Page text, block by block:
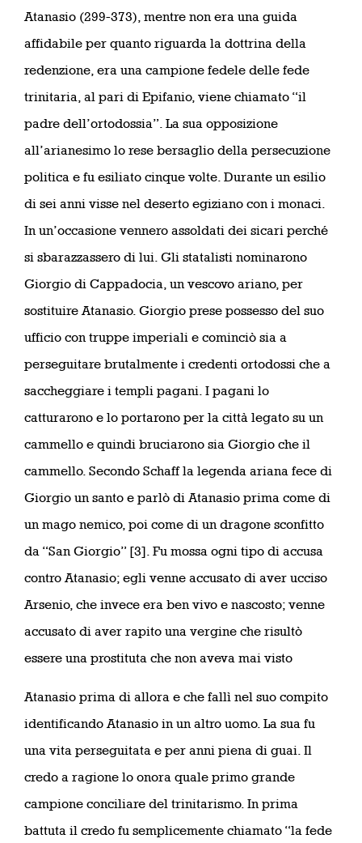
Atanasio (299-373), mentre non era una guida
affidabile per quanto riguarda la dottrina della
redenzione, era una campione fedele delle fede
trinitaria, al pari di Epifanio, viene chiamato “il
padre dell’ortodossia”. La sua opposizione
all’arianesimo lo rese bersaglio della persecuzione
politica e fu esiliato cinque volte. Durante un esilio
di sei anni visse nel deserto egiziano con i monaci.
In un’occasione vennero assoldati dei sicari perché
si sbarazzassero di lui. Gli statalisti nominarono
Giorgio di Cappadocia, un vescovo ariano, per
sostituire Atanasio. Giorgio prese possesso del suo
ufficio con truppe imperiali e cominciò sia a
perseguitare brutalmente i credenti ortodossi che a
saccheggiare i templi pagani. I pagani lo
catturarono e lo portarono per la città legato su un
cammello e quindi bruciarono sia Giorgio che il
cammello. Secondo Schaff la legenda ariana fece di
Giorgio un santo e parlò di Atanasio prima come di
un mago nemico, poi come di un dragone sconfitto
da “San Giorgio” [3]. Fu mossa ogni tipo di accusa
contro Atanasio; egli venne accusato di aver ucciso
Arsenio, che invece era ben vivo e nascosto; venne
accusato di aver rapito una vergine che risultò
essere una prostituta che non aveva mai visto
Atanasio prima di allora e che fallì nel suo compito
identificando Atanasio in un altro uomo. La sua fu
una vita perseguitata e per anni piena di guai. Il
credo a ragione lo onora quale primo grande
campione conciliare del trinitarismo. In prima
battuta il credo fu semplicemente chiamato “la fede